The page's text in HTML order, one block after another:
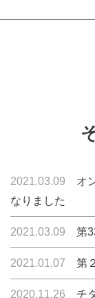
2021.03.09 オ
なりました
2021.03.09 第
2021.01.07 第
2020.11.26 チ